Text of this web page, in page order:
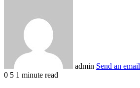
admin Send an email
0 5 1 minute read